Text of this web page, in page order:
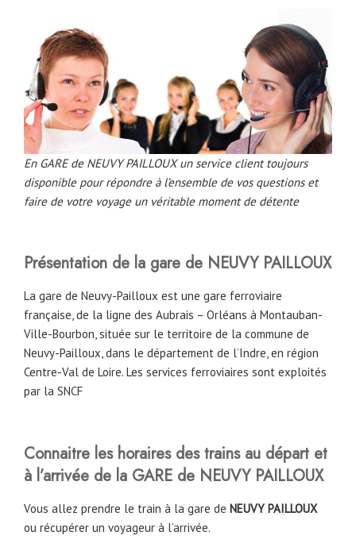
En GARE de NEUVY PAILLOUX un service client toujours
disponible pour répondre à l’ensemble de vos questions et
faire de votre voyage un véritable moment de détente
Présentation de la gare de NEUVY PAILLOUX
La gare de Neuvy-Pailloux est une gare ferroviaire
française, de la ligne des Aubrais – Orléans à Montauban-
Ville-Bourbon, située sur le territoire de la commune de
Neuvy-Pailloux, dans le département de l’Indre, en région
Centre-Val de Loire. Les services ferroviaires sont exploités
par la SNCF
Connaitre les horaires des trains au départ et
à l’arrivée de la GARE de NEUVY PAILLOUX
Vous allez prendre le train à la gare de NEUVY PAILLOUX
ou récupérer un voyageur à l’arrivée.